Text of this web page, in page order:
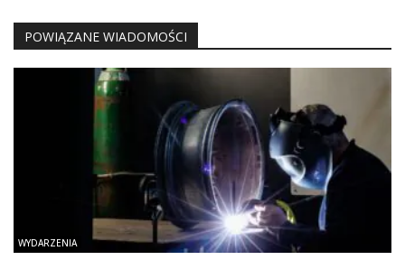
POWIĄZANE WIADOMOŚCI
WYDARZENIA